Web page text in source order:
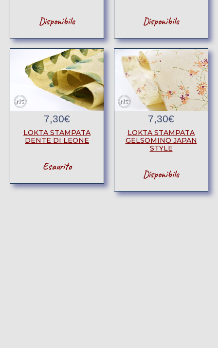
Disponibile Disponibile
7,30€
LOKTA STAMPATA
DENTE DI LEONE
Esaurito
7,30€
LOKTA STAMPATA
GELSOMINO JAPAN
STYLE
Disponibile